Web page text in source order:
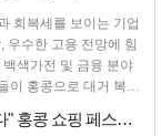
회복세를 보이는 기업
우수한 고용 전망에 힘
색가전 및 금융 분야
이 홍콩으로 대거 복귀
[홍콩경제] "동남아 시장 확 뚫었다" 홍콩 쇼핑 페스티벌, 매출 대박 …